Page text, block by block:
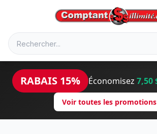
RABAIS 15% Économisez 7,50
Voir toutes les